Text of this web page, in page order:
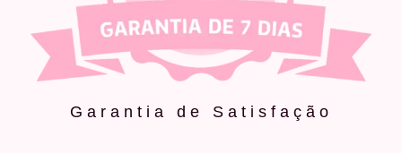
Garantia de Satisfação